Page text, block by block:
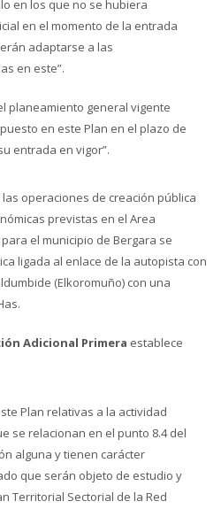
en los que no se hubiera
en el momento de la entrada
adaptarse a las
en este”.
planeamiento general vigente
en este Plan en el plazo de
entrada en vigor”.
operaciones de creación pública
previstas en el Area
el municipio de Bergara se
ligada al enlace de la autopista con
(Elkoromuño) con una
Adicional Primera establece
Plan relativas a la actividad
se relacionan en el punto 8.4 del
alguna y tienen carácter
que serán objeto de estudio y
Territorial Sectorial de la Red